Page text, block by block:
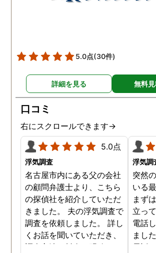
5.0点(30件)
詳細を見る 無料見
口コミ
右にスクロールできます→
5.0点
浮気調査
名古屋市内にある父の会社
の顧問弁護士より、こちら
の探偵社を紹介していただ
きました。 夫の浮気調査で
調査を依頼しました。 詳し
くお話を聞いていただき、
調査方法や料金も明確で、
浮気調
突然
いる
まず
立っ
電話
まし
電話